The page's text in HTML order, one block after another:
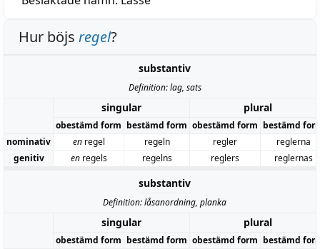
Hur böjs regel?
substantiv
Definition: lag, sats
singular plural
obestämd form bestämd form obestämd form bestämd
nominativ
enregel regeln regler
reglerna
genitiv
enregels regelns reglers reglernas
substantiv
Definition: låsanordning, planka
singular plural
obestämd form bestämd form obestämd form bestämd